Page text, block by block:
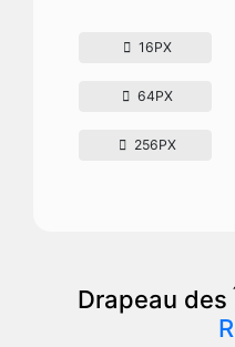
16PX
64PX
256PX
Drapeau des